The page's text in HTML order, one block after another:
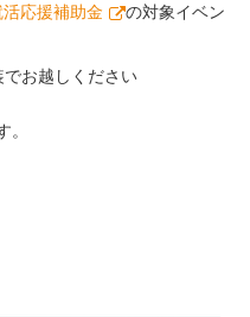
応援補助金
の対象イベン
お越しください